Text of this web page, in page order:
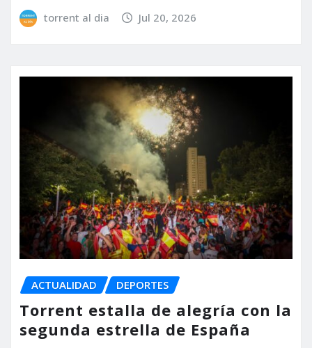
torrent al dia Jul 20, 2026
ACTUALIDAD DEPORTES
Torrent estalla de alegría con la
segunda estrella de España